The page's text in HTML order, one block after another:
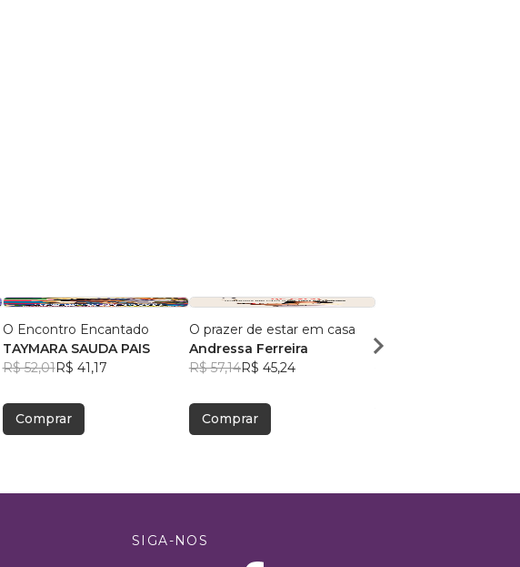
O Encontro Encantado
TAYMARA SAUDA PAIS
R$ 52,01R$ 41,17
Comprar
O prazer de estar em casa
Andressa Ferreira
R$ 57,14R$ 45,24
Comprar
Priscilla Merrifield
SIGA-NOS